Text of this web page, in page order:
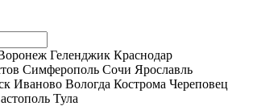
Геленджик Краснодар
Симферополь Сочи Ярославль
Иваново Вологда Кострома Череповец
Тула